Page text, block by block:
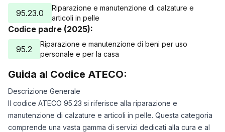
95.23.0
Riparazione e manutenzione di calzature e
articoli in pelle
Codice padre (2025):
95.2
Riparazione e manutenzione di beni per uso
personale e per la casa
Guida al Codice ATECO:
Descrizione Generale
Il codice ATECO 95.23 si riferisce alla riparazione e
manutenzione di calzature e articoli in pelle. Questa categoria
comprende una vasta gamma di servizi dedicati alla cura e al